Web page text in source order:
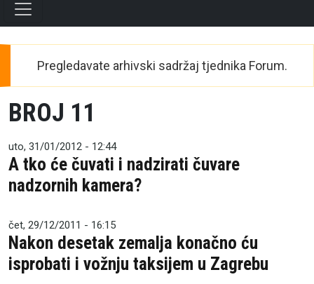
Pregledavate arhivski sadržaj tjednika Forum.
BROJ 11
uto, 31/01/2012 - 12:44
A tko će čuvati i nadzirati čuvare
nadzornih kamera?
čet, 29/12/2011 - 16:15
Nakon desetak zemalja konačno ću
isprobati i vožnju taksijem u Zagrebu